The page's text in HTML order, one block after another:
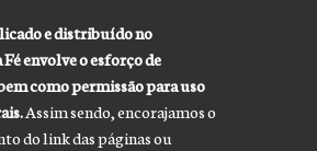
e distribuído no
envolve o esforço de
como permissão para uso
Assim sendo, encorajamos o
do link das páginas ou